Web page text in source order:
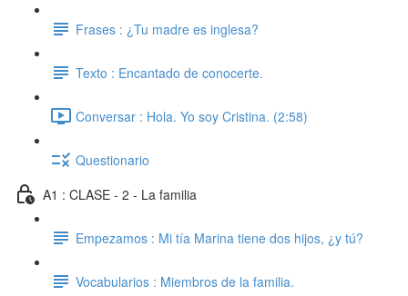
Frases : ¿Tu madre es inglesa?
Texto : Encantado de conocerte.
Conversar : Hola. Yo soy Cristina. (2:58)
Questionario
A1 : CLASE - 2 - La familia
Empezamos : Mi tía Marina tiene dos hijos, ¿y tú?
Vocabularios : Miembros de la familia.